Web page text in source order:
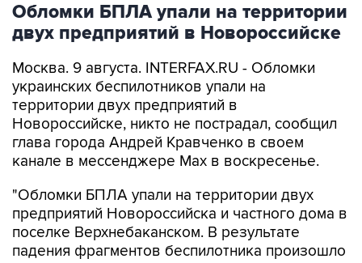
Обломки БПЛА упали на территории
двух предприятий в Новороссийске
Москва. 9 августа. INTERFAX.RU - Обломки
украинских беспилотников упали на
территории двух предприятий в
Новороссийске, никто не пострадал, сообщил
глава города Андрей Кравченко в своем
канале в мессенджере Max в воскресенье.
"Обломки БПЛА упали на территории двух
предприятий Новороссийска и частного дома в
поселке Верхнебаканском. В результате
падения фрагментов беспилотника произошло